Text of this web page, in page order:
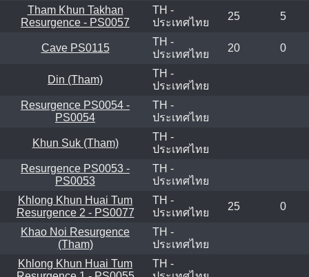
Tham Khun Takhan
Resurgence - PS0057
TH -
ประเทศไทย
25 5
Cave PS0115
TH -
ประเทศไทย
20 0
Din (Tham)
TH -
ประเทศไทย
Resurgence PS0054 -
PS0054
TH -
ประเทศไทย
Khun Suk (Tham)
TH -
ประเทศไทย
Resurgence PS0053 -
PS0053
TH -
ประเทศไทย
Khlong Khun Huai Tum
Resurgence 2 - PS0077
TH -
ประเทศไทย
25 0
Khao Noi Resurgence
(Tham)
TH -
ประเทศไทย
Khlong Khun Huai Tum
TH -